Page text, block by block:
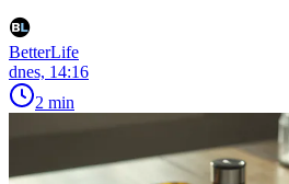
BetterLife
dnes, 14:16
2 min